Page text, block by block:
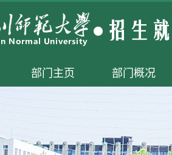
部门主页 部门概况